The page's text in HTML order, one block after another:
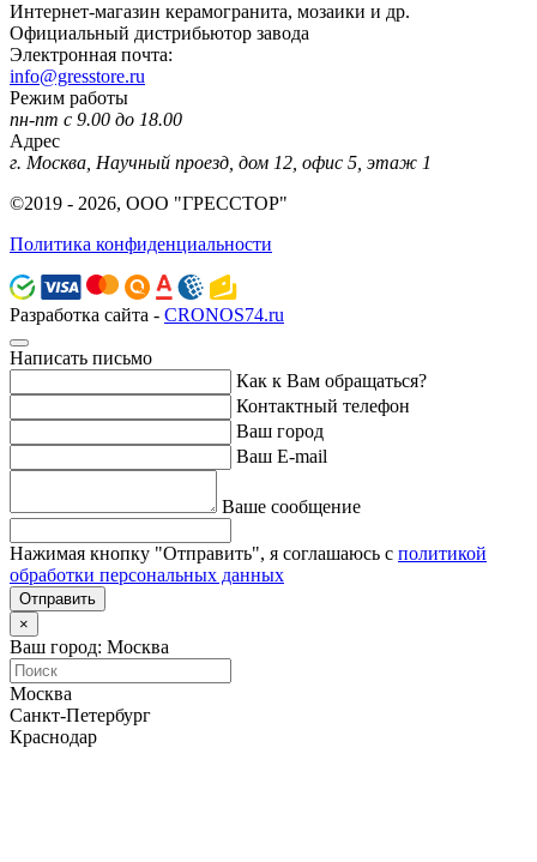
Интернет-магазин керамогранита, мозаики и др.
Официальный дистрибьютор завода
Электронная почта:
info@gresstore.ru
Режим работы
пн-пт с 9.00 до 18.00
Адрес
г. Москва, Научный проезд, дом 12, офис 5, этаж 1
©2019 - 2026, ООО "ГРЕССТОР"
Политика конфиденциальности
Разработка сайта - CRONOS74.ru
Написать письмо
Как к Вам обращаться?
Контактный телефон
Ваш город
Ваш E-mail
Ваше сообщение
Нажимая кнопку "Отправить", я соглашаюсь с политикой
обработки персональных данных
Отправить
×
Ваш город: Москва
Москва
Санкт-Петербург
Краснодар